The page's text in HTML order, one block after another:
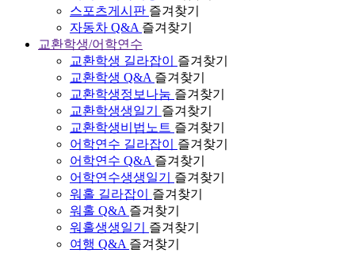
스포츠게시판 즐겨찾기
자동차 Q&A 즐겨찾기
교환학생/어학연수
교환학생 길라잡이
즐겨찾기
교환학생 Q&A 즐겨찾기
교환학생정보나눔 즐겨찾기
교환학생생일기
즐겨찾기
교환학생비법노트 즐겨찾기
어학연수 길라잡이
즐겨찾기
어학연수 Q&A 즐겨찾기
어학연수생생일기
즐겨찾기
워홀 길라잡이
즐겨찾기
워홀 Q&A 즐겨찾기
워홀생생일기
즐겨찾기
여행 Q&A 즐겨찾기